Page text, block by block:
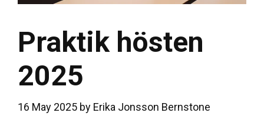
Praktik hösten
2025
16 May 2025 by Erika Jonsson Bernstone